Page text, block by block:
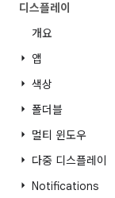
디스플레이
개요
앱
색상
폴더블
멀티 윈도우
다중 디스플레이
Notifications